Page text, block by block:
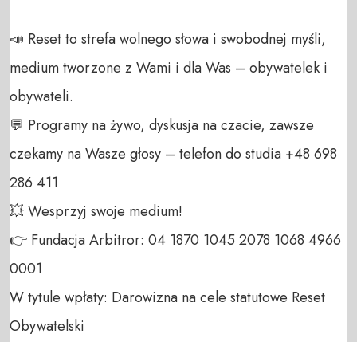
📣 Reset to strefa wolnego słowa i swobodnej myśli,
medium tworzone z Wami i dla Was – obywatelek i
obywateli.
💬 Programy na żywo, dyskusja na czacie, zawsze
czekamy na Wasze głosy – telefon do studia +48 698
286 411
💥 Wesprzyj swoje medium!
👉 Fundacja Arbitror: 04 1870 1045 2078 1068 4966
0001
W tytule wpłaty: Darowizna na cele statutowe Reset
Obywatelski